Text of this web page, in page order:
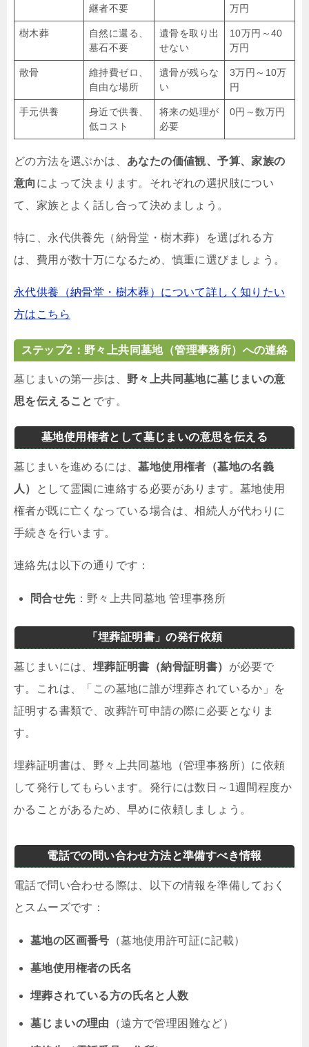
継者不要
万円
樹木葬
自然に還る、
墓石不要
遺骨を取り出
せない
10万円～40
万円
散骨
維持費ゼロ、
自由な場所
遺骨が残らな
い
3万円～10万
円
手元供養
身近で供養、
低コスト
将来の処理が
必要
0円～数万円
どの方法を選ぶかは、 あなたの価値観、予算、家族の
意向 によって決まります。それぞれの選択肢につい
て、家族とよく話し合って決めましょう。
特に、永代供養先（納骨堂・樹木葬）を選ばれる方
は、費用が数十万になるため、慎重に選びましょう。
永代供養（納骨堂・樹木葬）について詳しく知りたい
方はこちら
ステップ2：野々上共同墓地（管理事務所）への連絡
墓じまいの第一歩は、 野々上共同墓地に墓じまいの意
思を伝えること です。
墓地使用権者として墓じまいの意思を伝える
墓じまいを進めるには、墓地使用権者（墓地の名義
人）
として霊園に連絡する必要があります。墓地使用
権者が既に亡くなっている場合は、相続人が代わりに
手続きを行います。
連絡先は以下の通りです：
問合せ先：野々上共同墓地 管理事務所
「埋葬証明書」の発行依頼
墓じまいには、 埋葬証明書（納骨証明書） が必要で
す。これは、「この墓地に誰が埋葬されているか」を
証明する書類で、改葬許可申請の際に必要となりま
す。
埋葬証明書は、野々上共同墓地（管理事務所）に依頼
して発行してもらいます。発行には数日～1週間程度か
かることがあるため、早めに依頼しましょう。
電話での問い合わせ方法と準備すべき情報
電話で問い合わせる際は、以下の情報を準備しておく
とスムーズです：
墓地の区画番号 （墓地使用許可証に記載）
墓地使用権者の氏名
埋葬されている方の氏名と人数
墓じまいの理由 （遠方で管理困難など）